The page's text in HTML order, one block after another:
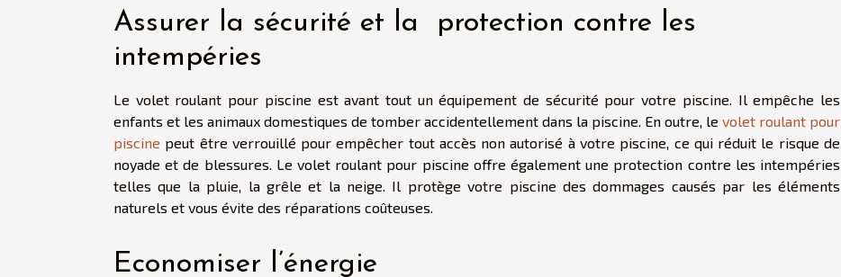
Assurer la sécurité et la protection contre les
intempéries
Le volet roulant pour piscine est avant tout un équipement de sécurité pour votre piscine. Il empêche les
enfants et les animaux domestiques de tomber accidentellement dans la piscine. En outre, le volet roulant pour
piscine peut être verrouillé pour empêcher tout accès non autorisé à votre piscine, ce qui réduit le risque de
noyade et de blessures. Le volet roulant pour piscine offre également une protection contre les intempéries
telles que la pluie, la grêle et la neige. Il protège votre piscine des dommages causés par les éléments
naturels et vous évite des réparations coûteuses.
Economiser l’énergie